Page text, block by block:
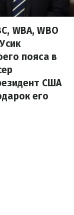
WBA, WBO
пояса в
США
его